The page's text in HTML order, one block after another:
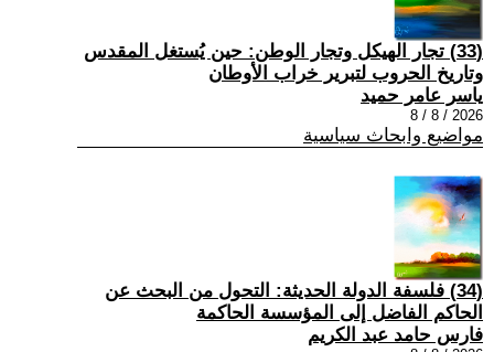
(33) تجار الهيكل وتجار الوطن: حين يُستغل المقدس
وتاريخ الحروب لتبرير خراب الأوطان
ياسر عامر حميد
2026 / 8 / 8
مواضيع وابحاث سياسية
(34) فلسفة الدولة الحديثة: التحول من البحث عن
الحاكم الفاضل إلى المؤسسة الحاكمة
فارس حامد عبد الكريم